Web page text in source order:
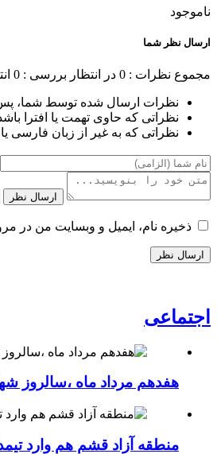
ناموجود
ارسال نظر شما
مجموع نظرات : 0 در انتظار بررسی : 0
نظرات ارسال شده توسط شما، پس
نظراتی که حاوی تهمت یا افترا
نظراتی که به غیر از زبان فارسی
ارسال نظر
ذخیره نام، ایمیل و وبسایت من در
اجتماعی
هفدهم مرداد ماه ،سالروز
منطقه آزاد قشم هم وارد